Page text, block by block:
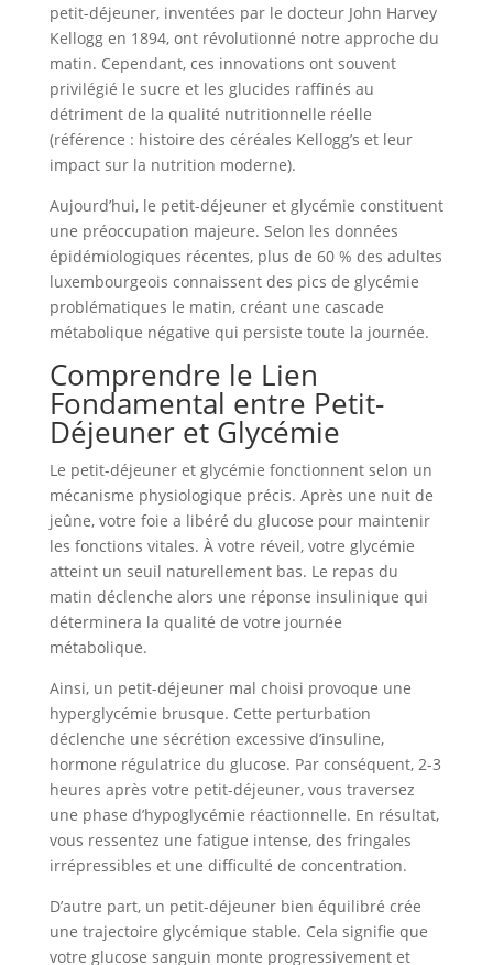
petit-déjeuner, inventées par le docteur John Harvey
Kellogg en 1894, ont révolutionné notre approche du
matin. Cependant, ces innovations ont souvent
privilégié le sucre et les glucides raffinés au
détriment de la qualité nutritionnelle réelle
(référence : histoire des céréales Kellogg’s et leur
impact sur la nutrition moderne).
Aujourd’hui, le petit-déjeuner et glycémie constituent
une préoccupation majeure. Selon les données
épidémiologiques récentes, plus de 60 % des adultes
luxembourgeois connaissent des pics de glycémie
problématiques le matin, créant une cascade
métabolique négative qui persiste toute la journée.
Comprendre le Lien
Fondamental entre Petit-
Déjeuner et Glycémie
Le petit-déjeuner et glycémie fonctionnent selon un
mécanisme physiologique précis. Après une nuit de
jeûne, votre foie a libéré du glucose pour maintenir
les fonctions vitales. À votre réveil, votre glycémie
atteint un seuil naturellement bas. Le repas du
matin déclenche alors une réponse insulinique qui
déterminera la qualité de votre journée
métabolique.
Ainsi, un petit-déjeuner mal choisi provoque une
hyperglycémie brusque. Cette perturbation
déclenche une sécrétion excessive d’insuline,
hormone régulatrice du glucose. Par conséquent, 2-3
heures après votre petit-déjeuner, vous traversez
une phase d’hypoglycémie réactionnelle. En résultat,
vous ressentez une fatigue intense, des fringales
irrépressibles et une difficulté de concentration.
D’autre part, un petit-déjeuner bien équilibré crée
une trajectoire glycémique stable. Cela signifie que
votre glucose sanguin monte progressivement et